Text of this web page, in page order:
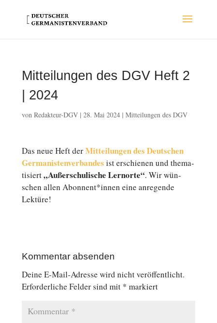
Mitteilungen des DGV Heft 2
| 2024
von Redakteur-DGV| 28. Mai 2024| Mitteilungen des DGV
Das neue Heft derMit­tei­lun­gen des Deutschen
Germanistenverbandes ist er­schie­nen und the­ma­
ti­siert„Au­ßer­schu­li­sche Lern­or­te“. Wir wün­
schen allen Abonnent*innen eine an­re­gen­de
Lektüre!
Kommentar absenden
Deine E-Mail-Adresse wird nicht veröffentlicht.
Erforderliche Felder sind mit * markiert